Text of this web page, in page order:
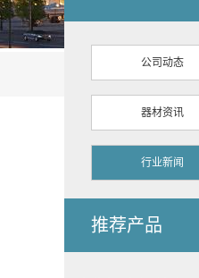
公司动态
器材资讯
行业新闻
推荐产品